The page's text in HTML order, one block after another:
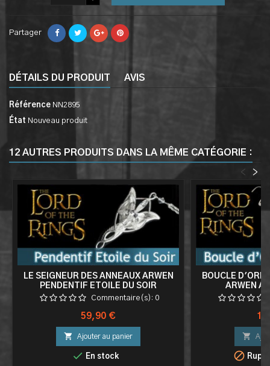
Partager
DÉTAILS DU PRODUIT AVIS
Référence NN2895
État Nouveau produit
12 AUTRES PRODUITS DANS LA MÊME CATÉGORIE :
>
<
LE SEIGNEUR DES ANNEAUX ARWEN
PENDENTIF ETOILE DU SOIR
Commentaire(s): 0
Prix
59,90 €
 Ajouter au panier
 En stock
BOUCLE
ARWEN

